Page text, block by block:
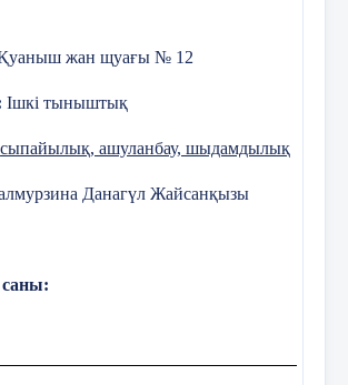
жан щуағы № 12
Ішкі тыныштық
сыпайылық, ашуланбау, шыдамдылық
Данагүл Жайсанқызы